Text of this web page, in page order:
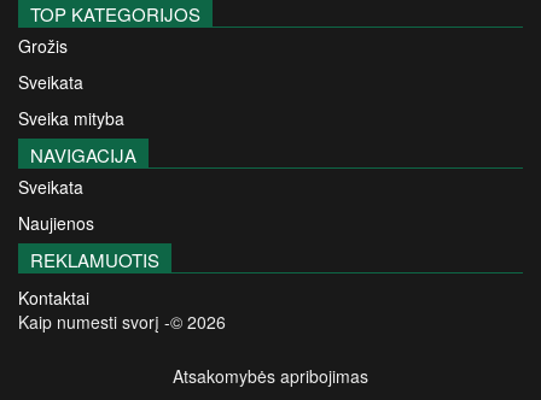
TOP KATEGORIJOS
Grožis
Sveikata
Sveika mityba
NAVIGACIJA
Sveikata
Naujienos
REKLAMUOTIS
Kontaktai
Kaip numesti svorį -© 2026
Atsakomybės apribojimas